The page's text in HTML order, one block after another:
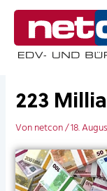
Zum
springen
223
Vonnetcon/18.